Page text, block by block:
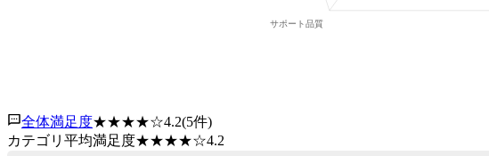
全体満足度★★★★☆4.2(5件)
カテゴリ平均満足度★★★★☆4.2